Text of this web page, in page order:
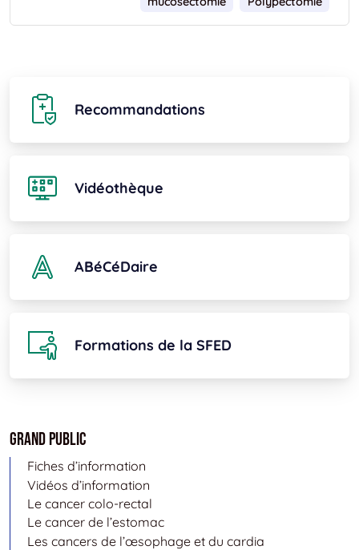
Recommandations
Vidéothèque
ABéCéDaire
Formations de la SFED
Grand public
Fiches d’information
Vidéos d’information
Le cancer colo-rectal
Le cancer de l’estomac
Les cancers de l’œsophage et du cardia